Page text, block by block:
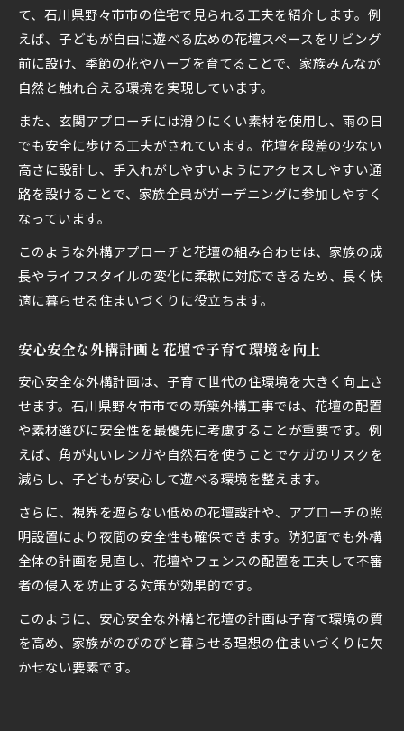
て、石川県野々市市の住宅で見られる工夫を紹介します。例
えば、子どもが自由に遊べる広めの花壇スペースをリビング
前に設け、季節の花やハーブを育てることで、家族みんなが
自然と触れ合える環境を実現しています。
また、玄関アプローチには滑りにくい素材を使用し、雨の日
でも安全に歩ける工夫がされています。花壇を段差の少ない
高さに設計し、手入れがしやすいようにアクセスしやすい通
路を設けることで、家族全員がガーデニングに参加しやすく
なっています。
このような外構アプローチと花壇の組み合わせは、家族の成
長やライフスタイルの変化に柔軟に対応できるため、長く快
適に暮らせる住まいづくりに役立ちます。
安心安全な外構計画と花壇で子育て環境を向上
安心安全な外構計画は、子育て世代の住環境を大きく向上さ
せます。石川県野々市市での新築外構工事では、花壇の配置
や素材選びに安全性を最優先に考慮することが重要です。例
えば、角が丸いレンガや自然石を使うことでケガのリスクを
減らし、子どもが安心して遊べる環境を整えます。
さらに、視界を遮らない低めの花壇設計や、アプローチの照
明設置により夜間の安全性も確保できます。防犯面でも外構
全体の計画を見直し、花壇やフェンスの配置を工夫して不審
者の侵入を防止する対策が効果的です。
このように、安心安全な外構と花壇の計画は子育て環境の質
を高め、家族がのびのびと暮らせる理想の住まいづくりに欠
かせない要素です。